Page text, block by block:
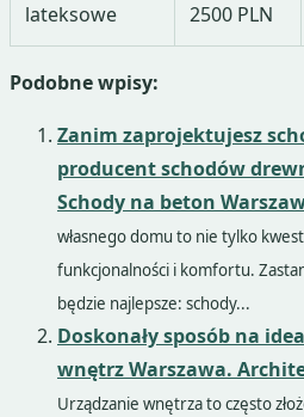
lateksowe
2500 PLN
Podobne wpisy:
Zanim zaprojektujesz
producent schodów
Schody na beton
własnego domu to nie tylko
funkcjonalności i komfortu.
będzie najlepsze: schody...
Doskonały sposób na
wnętrz Warszawa.
Urządzanie wnętrza to często